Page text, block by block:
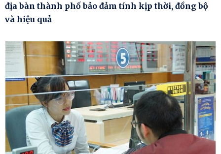
địa bàn thành phố bảo đảm tính kịp thời, đồng bộ
và hiệu quả